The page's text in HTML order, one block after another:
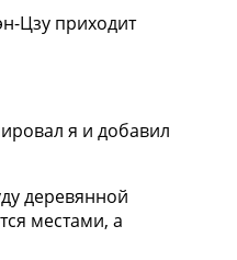
Цзу приходит
я и добавил
деревянной
местами, а